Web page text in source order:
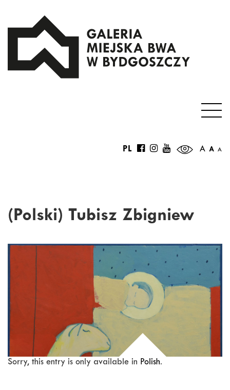
A A A
PL
(Polski) Tubisz Zbigniew
Sorry, this entry is only available in Polish.